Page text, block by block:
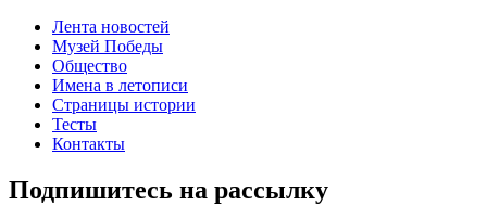
Лента новостей
Музей Победы
Общество
Имена в летописи
Страницы истории
Тесты
Контакты
Подпишитесь на рассылку